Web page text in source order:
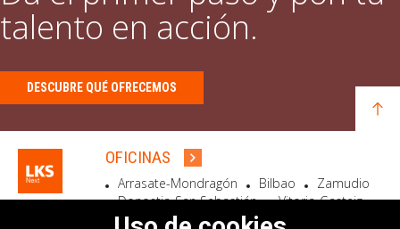
talento en acción.
DESCUBRE QUÉ OFRECEMOS
OFICINAS
Arrasate-Mondragón Bilbao
Zamudio
Donostia-San Sebastián
Vitoria-Gasteiz
Madrid
El Astillero Bidart